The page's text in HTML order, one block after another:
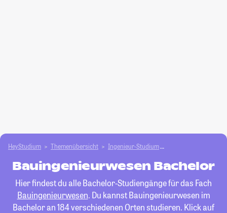
HeyStudium Themenübersicht Ingenieur-Studium
Bauingenieurwesen Bachelor
Hier findest du alle Bachelor-Studiengänge für das Fach
Bauingenieurwesen. Du kannst Bauingenieurwesen im
Bachelor an 184 verschiedenen Orten studieren. Klick auf